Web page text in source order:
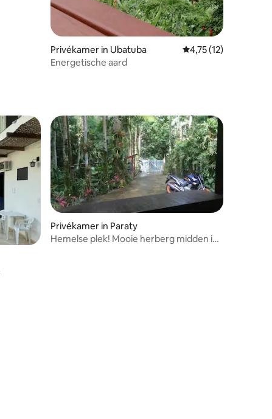
Privékamer in Ubatuba Gemiddelde
4,75 (12)
Energetische aard
Privékamer in Paraty
Hemelse plek! Mooie herberg midden in